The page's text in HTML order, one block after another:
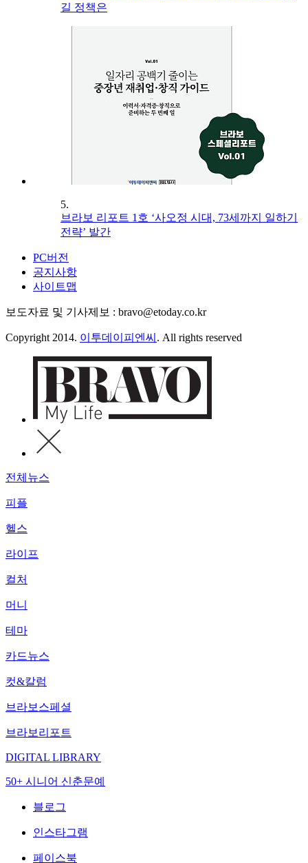
길 정책은
5.
브라보 리포트 1호 ‘사오정 시대, 73세까지 일하기
전략’ 발간
PC버전
공지사항
사이트맵
보도자료 및 기사제보 : bravo@etoday.co.kr
Copyright 2014. 이투데이피엔씨 . All rights reserved
전체뉴스
피플
헬스
라이프
컬처
머니
테마
카드뉴스
컷&칼럼
브라보스페셜
브라보리포트
DIGITAL LIBRARY
50+ 시니어 신춘문예
블로그
인스타그램
페이스북